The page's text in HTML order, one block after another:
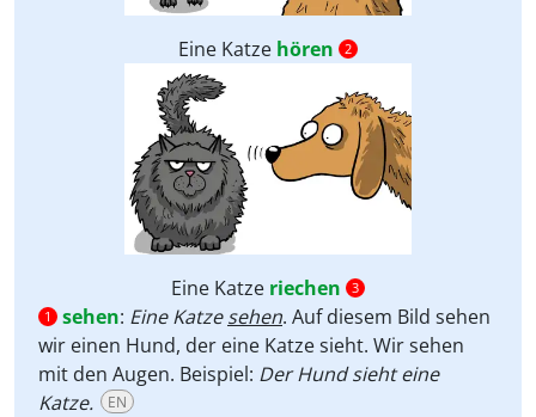
Eine Katze hören 2
Eine Katze riechen
3
1
sehen: Eine Katzesehen. Auf diesem Bild sehen
wir einen Hund, der eine Katze sieht. Wir sehen
mit den Augen. Beispiel: Der Hund sieht eine
Katze.
EN